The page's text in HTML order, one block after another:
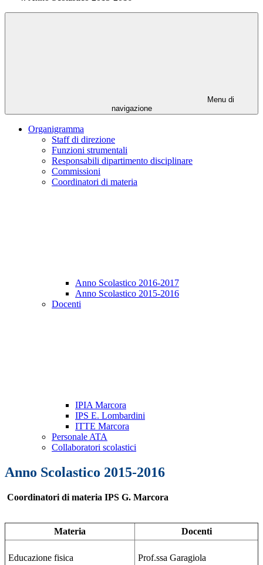
Menu di
navigazione
Organigramma
Staff di direzione
Funzioni strumentali
Responsabili dipartimento disciplinare
Commissioni
Coordinatori di materia
Anno Scolastico 2016-2017
Anno Scolastico 2015-2016
Docenti
IPIA Marcora
IPS E. Lombardini
ITTE Marcora
Personale ATA
Collaboratori scolastici
Anno Scolastico 2015-2016
Coordinatori di materia IPS G. Marcora
Materia Docenti
Educazione fisica Prof.ssa Garagiola